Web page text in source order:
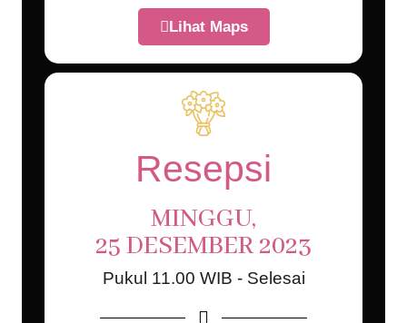
Lihat Maps
Resepsi
MINGGU,
25 DESEMBER 2023
Pukul 11.00 WIB - Selesai